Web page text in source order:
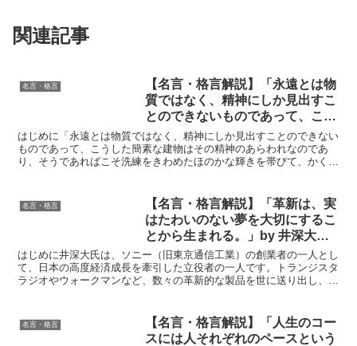
関連記事
名言・格言
【名言・格言解説】「永遠とは物
質ではなく、精神にしか見出すこ
とのできないものであって、こう
した簡素な建物はその精神のあら
われなのであり、そうであればこ
そ洗練をきわめたほのかな輝きを
岡倉天心の深い意味と得られる教
訓
はじめに「永遠とは物質ではなく、精神にしか見出すことのできない
ものであって、こうした簡素な建物はその精神のあらわれなのであ
り、そうであればこそ洗練をきわめたほのかな輝きを帯びて、かくも
名言・格言
【名言・格言解説】「革新は、実
はたわいのない夢を大切にするこ
とから生まれる。」by 井深大の
深い意味と得られる教訓
はじめに井深大氏は、ソニー（旧東京通信工業）の創業者の一人とし
て、日本の高度経済成長を牽引した立役者の一人です。トランジスタ
ラジオやウォークマンなど、数々の革新的な製品を世に送り出し、世
名言・格言
【名言・格言解説】「人生のコー
スには人それぞれのペースという